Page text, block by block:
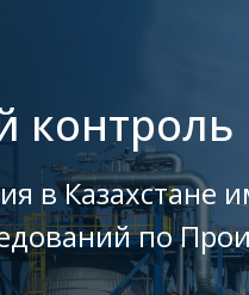
контроль
в Казахстане
по